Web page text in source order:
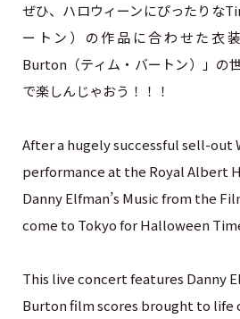
ぜひ、ハロウィーンにぴったりな
ートン）の作品に合わせた衣
Burton（ティム・バートン）」の
で楽しんじゃおう！！！
After a hugely successful sell-out
performance at the Royal Albert
Danny Elfman’s Music from the
come to Tokyo for Halloween
This live concert features Danny
Burton film scores brought to life